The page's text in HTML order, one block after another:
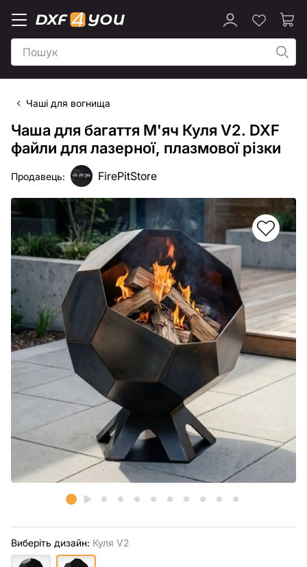
Чаші для вогнища
Чаша для багаття М'яч Куля V2. DXF
файли для лазерної, плазмової різки
Продавець: FirePitStore
Виберіть дизайн: Куля V2